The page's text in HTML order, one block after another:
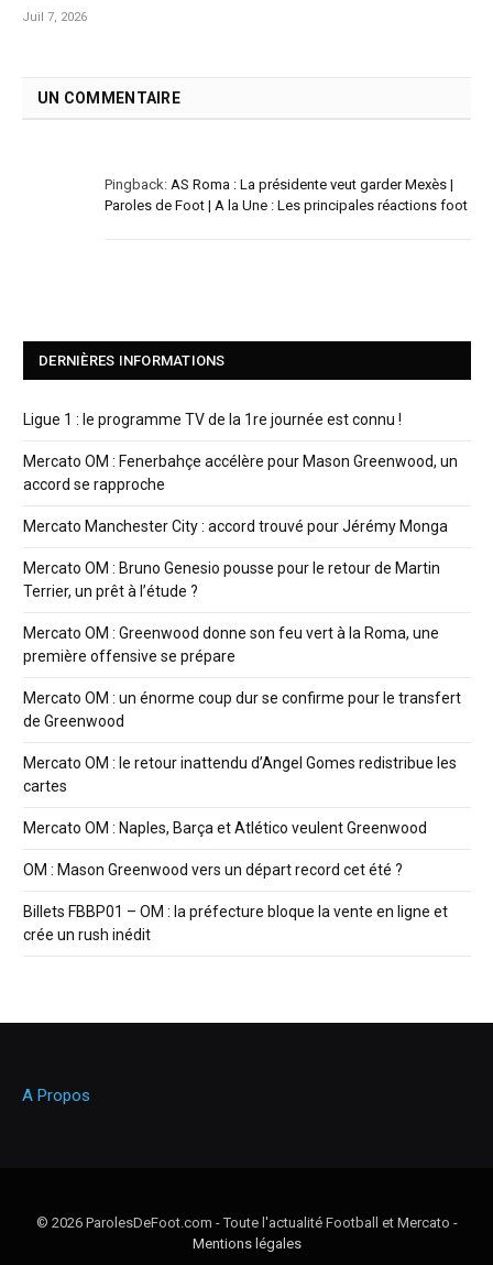
Juil 7, 2026
UN COMMENTAIRE
Pingback: AS Roma : La présidente veut garder Mexès |
Paroles de Foot | A la Une : Les principales réactions foot
DERNIÈRES INFORMATIONS
Ligue 1 : le programme TV de la 1re journée est connu !
Mercato OM : Fenerbahçe accélère pour Mason Greenwood, un
accord se rapproche
Mercato Manchester City : accord trouvé pour Jérémy Monga
Mercato OM : Bruno Genesio pousse pour le retour de Martin
Terrier, un prêt à l’étude ?
Mercato OM : Greenwood donne son feu vert à la Roma, une
première offensive se prépare
Mercato OM : un énorme coup dur se confirme pour le transfert
de Greenwood
Mercato OM : le retour inattendu d’Angel Gomes redistribue les
cartes
Mercato OM : Naples, Barça et Atlético veulent Greenwood
OM : Mason Greenwood vers un départ record cet été ?
Billets FBBP01 – OM : la préfecture bloque la vente en ligne et
crée un rush inédit
A Propos
© 2026 ParolesDeFoot.com - Toute l'actualité Football et Mercato -
Mentions légales